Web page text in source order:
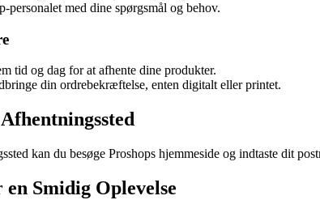
personalet med dine spørgsmål og behov.
tid og dag for at afhente dine produkter.
din ordrebekræftelse, enten digitalt eller printet.
kan du besøge Proshops hjemmeside og indtaste dit
Smidig Oplevelse